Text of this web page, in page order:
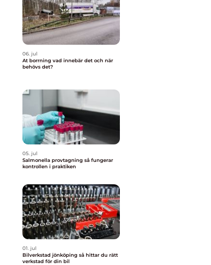
06. jul
At borrning vad innebär det och när
behövs det?
05. jul
Salmonella provtagning så fungerar
kontrollen i praktiken
01. jul
Bilverkstad jönköping så hittar du rätt
verkstad för din bil